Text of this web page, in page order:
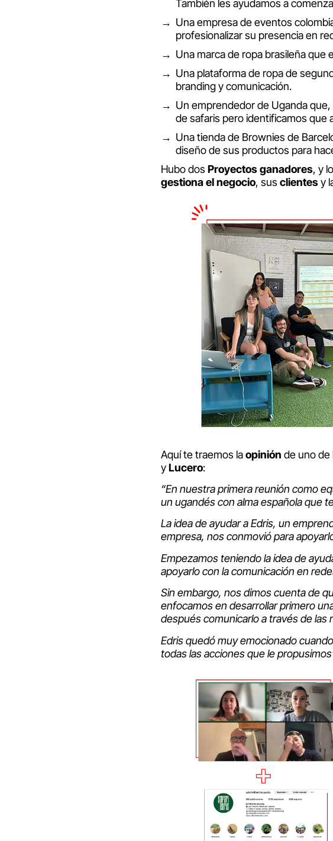
También les ayudamos a
Una empresa de eventos
profesionalizar su presencia en
Una marca de ropa brasileña que
Una plataforma de ropa de
branding y comunicación.
Un emprendedor de Uganda
de safaris pero identificamos que
Una tienda de Brownies de
diseño de sus productos para
Hubo dos Proyectos ganadores, y
gestiona el negocio, sus clientesy
Aquí te traemos laopinión de uno de
yLucero:
“En nuestra primera reunión como
un ugandés con alma española que
La idea de ayudar a Edris, un
empresa, nos conmovió para
Empezamos teniendo la idea de
apoyarlo con la comunicación en
Sin embargo, nos dimos cuenta de
enfocamos en desarrollar primero
después comunicarlo a través de las
Edris quedó muy emocionado
todas las acciones que le propusimos